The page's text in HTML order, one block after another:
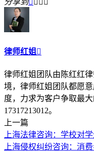
律师红姐 
律师红姐团队由陈红红
境，律师红姐团队都愿
度，力求为客户争取最
17317213012。
上一篇
上海法律咨询：学校对
上海侵权纠纷咨询：消